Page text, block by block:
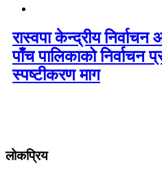
रास्वपा केन्द्रीय निर्वाचन
पाँच पालिकाको निर्वाचन
स्पष्टीकरण माग
लोकप्रिय